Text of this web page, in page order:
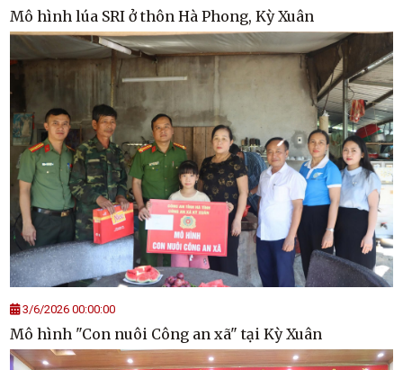
Mô hình lúa SRI ở thôn Hà Phong, Kỳ Xuân
3/6/2026 00:00:00
Mô hình "Con nuôi Công an xã" tại Kỳ Xuân